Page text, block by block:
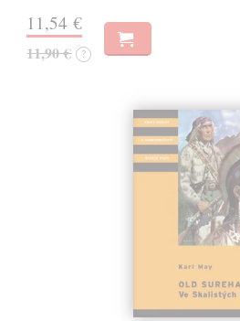
11,54 €
11,90 € ?